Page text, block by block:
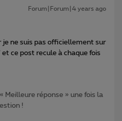
Forum|Forum|4 years ago
je ne suis pas officiellement sur
ce post recule à chaque fois
Meilleure réponse » une fois la
!